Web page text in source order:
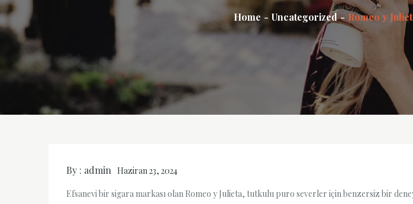
Home Uncategorized Romeo y
By : admin Haziran 23, 2024
Efsanevi bir sigara markası olan Romeo y Julieta, tutkulu puro severler için benzersiz bir